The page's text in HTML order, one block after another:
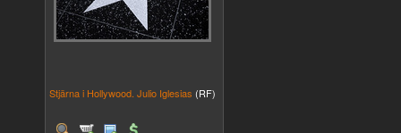
Stjärna i Hollywood. Julio Iglesias (RF)